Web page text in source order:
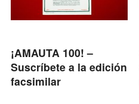
¡AMAUTA 100! –
Suscríbete a la edición
facsimilar